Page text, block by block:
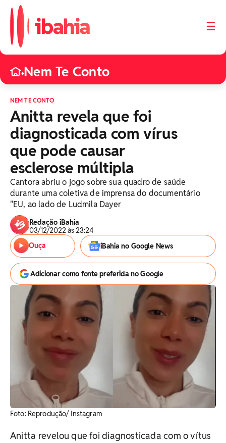
☰
•Nem Te Conto
NEM TE CONTO
Anitta revela que foi
diagnosticada com vírus
que pode causar
esclerose múltipla
Cantora abriu o jogo sobre sua quadro de saúde
durante uma coletiva de imprensa do documentário
"EU, ao lado de Ludmila Dayer
Redação iBahia
03/12/2022 às 23:24
Ouça
iBahia no Google News
Adicionar como fonte preferida no Google
Foto: Reprodução/ Instagram
Anitta revelou que foi diagnosticada com o vítus